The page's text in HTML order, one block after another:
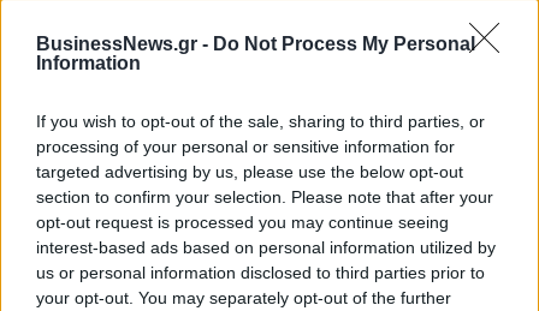
BusinessNews.gr - Do Not Process My Personal
Information
If you wish to opt-out of the sale, sharing to third parties, or
processing of your personal or sensitive information for
targeted advertising by us, please use the below opt-out
section to confirm your selection. Please note that after your
opt-out request is processed you may continue seeing
interest-based ads based on personal information utilized by
us or personal information disclosed to third parties prior to
your opt-out. You may separately opt-out of the further
controls